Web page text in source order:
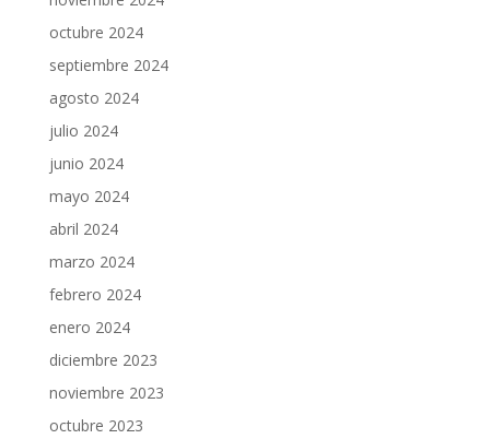
octubre 2024
septiembre 2024
agosto 2024
julio 2024
junio 2024
mayo 2024
abril 2024
marzo 2024
febrero 2024
enero 2024
diciembre 2023
noviembre 2023
octubre 2023